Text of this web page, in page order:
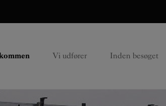
Vi udfører Inden besøget